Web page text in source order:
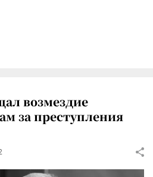
возмездие
за преступления